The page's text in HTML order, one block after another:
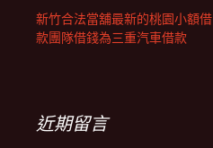
新竹合法當舖最新的桃園小額借
款團隊借錢為三重汽車借款
近期留言